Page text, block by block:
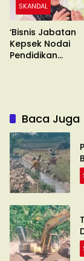
SKANDAL
‘Bisnis Jabatan
Kepsek Nodai
Pendidikan
Baca Juga